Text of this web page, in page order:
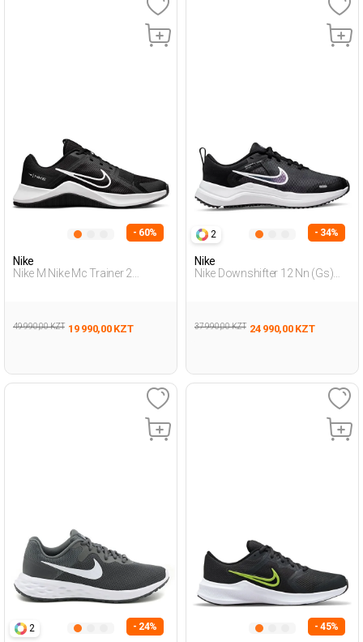
- 60%
Nike
Nike M Nike Mc Trainer 2
49 990,00 KZT 19 990,00 KZT
2 - 34%
Nike
Nike Downshifter 12 Nn (Gs)
37 990,00 KZT 24 990,00 KZT
2 - 24% - 45%